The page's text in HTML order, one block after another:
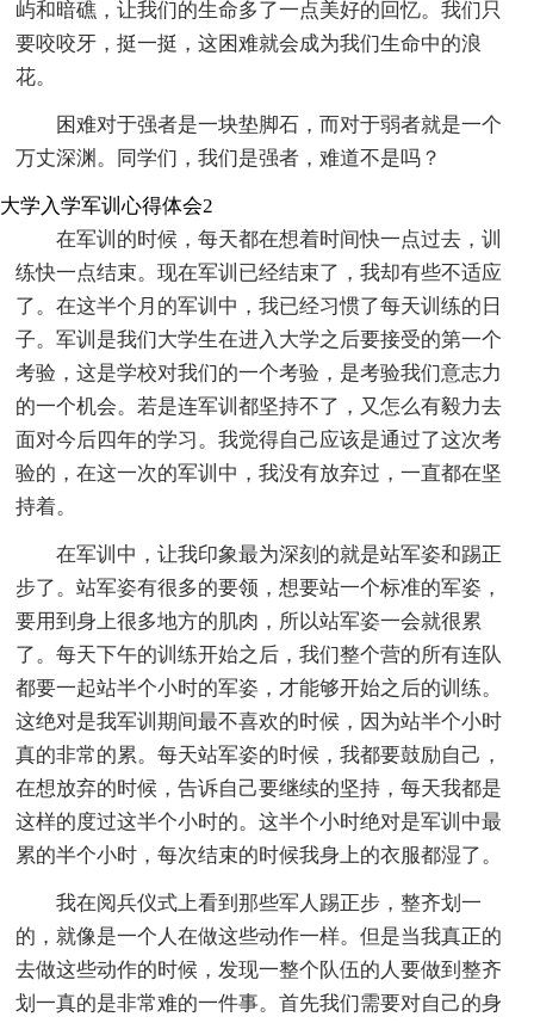
屿和暗礁，让我们的生命多了一点美好的回忆。我们只
要咬咬牙，挺一挺，这困难就会成为我们生命中的浪
花。
困难对于强者是一块垫脚石，而对于弱者就是一个
万丈深渊。同学们，我们是强者，难道不是吗？
大学入学军训心得体会2
在军训的时候，每天都在想着时间快一点过去，训
练快一点结束。现在军训已经结束了，我却有些不适应
了。在这半个月的军训中，我已经习惯了每天训练的日
子。军训是我们大学生在进入大学之后要接受的第一个
考验，这是学校对我们的一个考验，是考验我们意志力
的一个机会。若是连军训都坚持不了，又怎么有毅力去
面对今后四年的学习。我觉得自己应该是通过了这次考
验的，在这一次的军训中，我没有放弃过，一直都在坚
持着。
在军训中，让我印象最为深刻的就是站军姿和踢正
步了。站军姿有很多的要领，想要站一个标准的军姿，
要用到身上很多地方的肌肉，所以站军姿一会就很累
了。每天下午的训练开始之后，我们整个营的所有连队
都要一起站半个小时的军姿，才能够开始之后的训练。
这绝对是我军训期间最不喜欢的时候，因为站半个小时
真的非常的累。每天站军姿的时候，我都要鼓励自己，
在想放弃的时候，告诉自己要继续的坚持，每天我都是
这样的度过这半个小时的。这半个小时绝对是军训中最
累的半个小时，每次结束的时候我身上的衣服都湿了。
我在阅兵仪式上看到那些军人踢正步，整齐划一
的，就像是一个人在做这些动作一样。但是当我真正的
去做这些动作的时候，发现一整个队伍的人要做到整齐
划一真的是非常难的一件事。首先我们需要对自己的身